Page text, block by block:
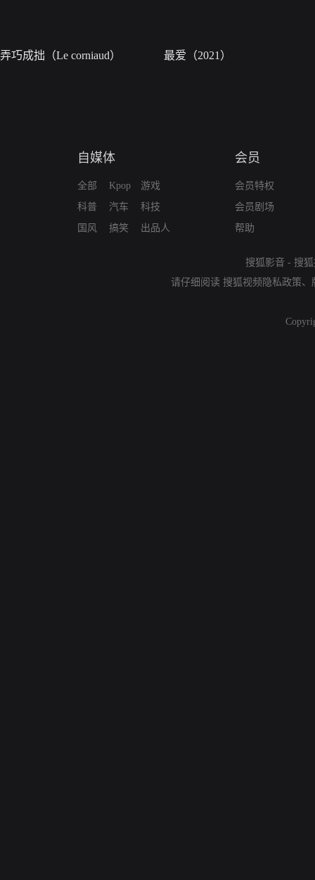
弄巧成拙（Le corniaud） 最爱（2021）
自媒体
全部
科普
国风
Kpop
汽车
搞笑
游戏
科技
出品人
会员
会员特权
会员剧场
帮助
搜狐影音 - 搜
请仔细阅读 搜狐视频隐私政策、